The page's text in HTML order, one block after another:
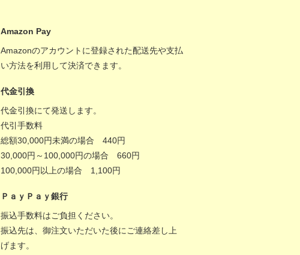
Amazon Pay
Amazonのアカウントに登録された配送先や支払
い方法を利用して決済できます。
代金引換
代金引換にて発送します。
代引手数料
総額30,000円未満の場合 440円
30,000円～100,000円の場合 660円
100,000円以上の場合 1,100円
ＰａｙＰａｙ銀行
振込手数料はご負担ください。
振込先は、御注文いただいた後にご連絡差し上
げます。